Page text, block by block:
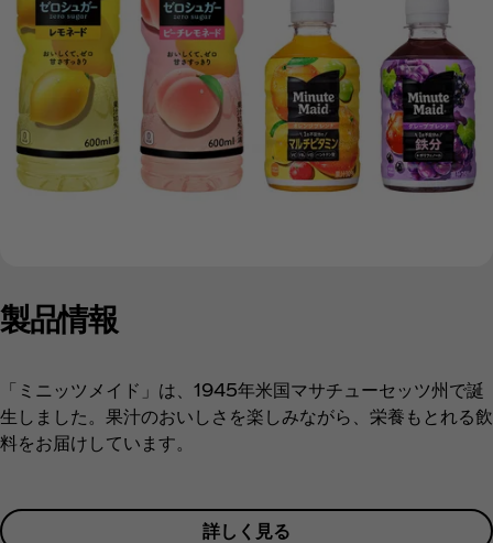
製品情報
「ミニッツメイド」は、1945年米国マサチューセッツ州で誕
生しました。果汁のおいしさを楽しみながら、栄養もとれる飲
料をお届けしています。
詳しく見る